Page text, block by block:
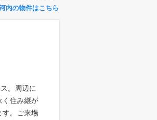
内の物件はこちら
。周辺に
く住み継が
す。ご来場